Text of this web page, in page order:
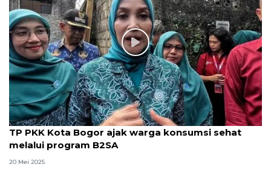
TP PKK Kota Bogor ajak warga konsumsi sehat
melalui program B2SA
20 Mei 2025